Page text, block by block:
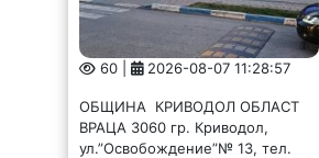
60 | 2026-08-07 11:28:57
ОБЩИНА КРИВОДОЛ ОБЛАСТ
ВРАЦА 3060 гр. Криводол,
ул.”Освобождение”№ 13, тел.